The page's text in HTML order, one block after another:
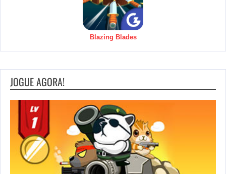
Blazing Blades
JOGUE AGORA!